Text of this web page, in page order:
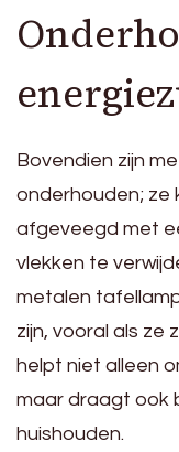
Bovendien zijn
onderhouden; ze
afgeveegd met
vlekken te
metalen
zijn, vooral als ze
helpt niet alleen
maar draagt ook
huishouden.